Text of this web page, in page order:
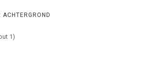
ACHTERGROND
1)